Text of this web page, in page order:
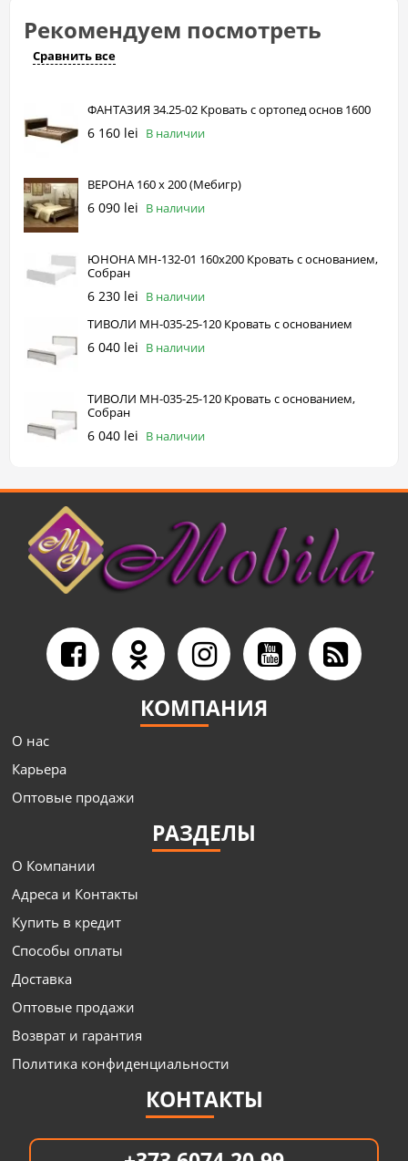
Рекомендуем посмотреть
Сравнить все
ФАНТАЗИЯ 34.25-02 Кровать с ортопед основ 1600
6 160 lei В наличии
ВЕРОНА 160 х 200 (Mебигр)
6 090 lei В наличии
ЮНОНА МН-132-01 160х200 Кровать с основанием,
Собран
6 230 lei В наличии
ТИВОЛИ МН-035-25-120 Кровать с основанием
6 040 lei В наличии
ТИВОЛИ МН-035-25-120 Кровать с основанием,
Собран
6 040 lei В наличии
КОМПАНИЯ
О нас
Карьера
Оптовые продажи
РАЗДЕЛЫ
О Компании
Адреса и Контакты
Купить в кредит
Способы оплаты
Доставка
Оптовые продажи
Возврат и гарантия
Политика конфиденциальности
КОНТАКТЫ